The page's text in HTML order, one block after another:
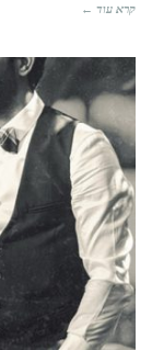
קרא עוד ←